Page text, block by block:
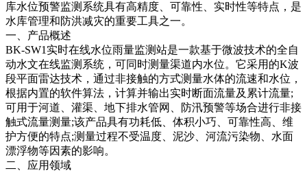
库水位预警监测系统具有高精度、可靠性、实时性等特点，是
水库管理和防洪减灾的重要工具之一。
一、产品概述
BK-SW1实时在线水位雨量监测站是一款基于微波技术的全自
动水文在线监测系统，可同时测量渠道内水位。它采用的K波
段平面雷达技术，通过非接触的方式测量水体的流速和水位，
根据内置的软件算法，计算并输出实时断面流量及累计流量;
可用于河道、灌渠、地下排水管网、防汛预警等场合进行非接
触式流量测量;该产品具有功耗低、体积小巧、可靠性高、维
护方便的特点;测量过程不受温度、泥沙、河流污染物、水面
漂浮物等因素的影响。
二、应用领域